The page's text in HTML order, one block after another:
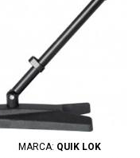
MARCA: QUIK LOK